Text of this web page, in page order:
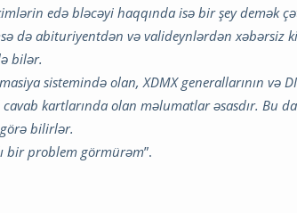
edə bləcəyi haqqında isə bir şey demək
də abituriyentdən və valideynlərdən xəbərsiz
bilər.
sistemində olan, XDMX generallarının və
kartlarında olan məlumatlar əsasdır. Bu
bilirlər.
bir problem görmürəm”.